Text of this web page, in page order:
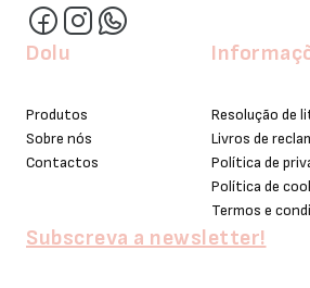
Dolu
Produtos
Sobre nós
Contactos
Resolução de
Livros de
Política de
Política de
Termos e
Subscreva a newsletter!